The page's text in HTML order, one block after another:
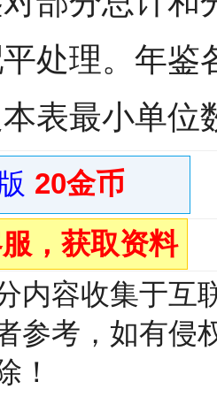
处理。年鉴
表最小单位
20金币
，获取资料
内容收集于互
参考，如有侵
！